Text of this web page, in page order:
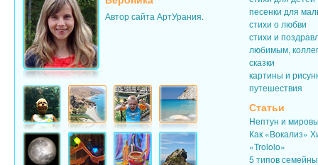
Автор сайта АртУрания.
песенки для
стихи о любви
стихи и
любимым,
сказки
картины и
путешествия
Статьи
Нептун и
Как «Вокализ»
«Trololo»
5 типов